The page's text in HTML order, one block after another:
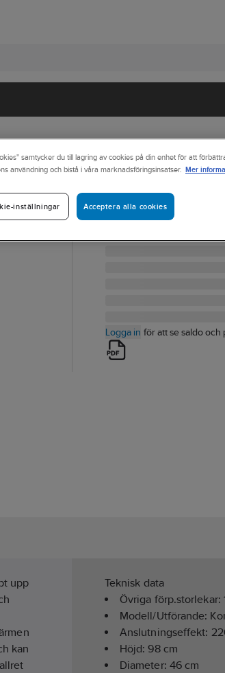
MUURIKKA
Elgrill Muurikka
ELGRILL 2200 W SVART
Logga in för att se saldo och
upp
kan
Teknisk data
Övriga förp.storlekar:
Modell/Utförande:
Anslutningseffekt:
Höjd:98cm
Diameter: 46cm
samtycker du till lagring av cookies på din enhet för att
användning och bistå i våra marknadsföringsinsatser. Mer
Acceptera alla cookies
inställningar